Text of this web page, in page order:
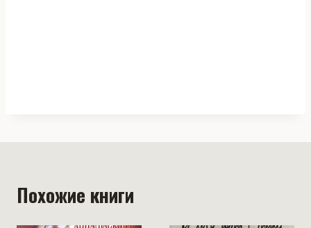
Похожие книги